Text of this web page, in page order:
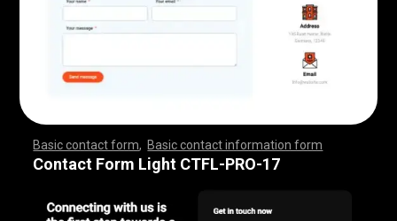
Basic contact form ,Basic contact information form
,,,,,,,,,,,,,,,,,,,,, ,,,,,,,,,,,,,,,,,,,,,,,,,,,,,,,,,,
,,,,,,,,,,,,,,,,,,,,, ,,,,,,,,,,,,,,,,,,,,,,,,,,,
Contact Form Light CTFL-PRO-17